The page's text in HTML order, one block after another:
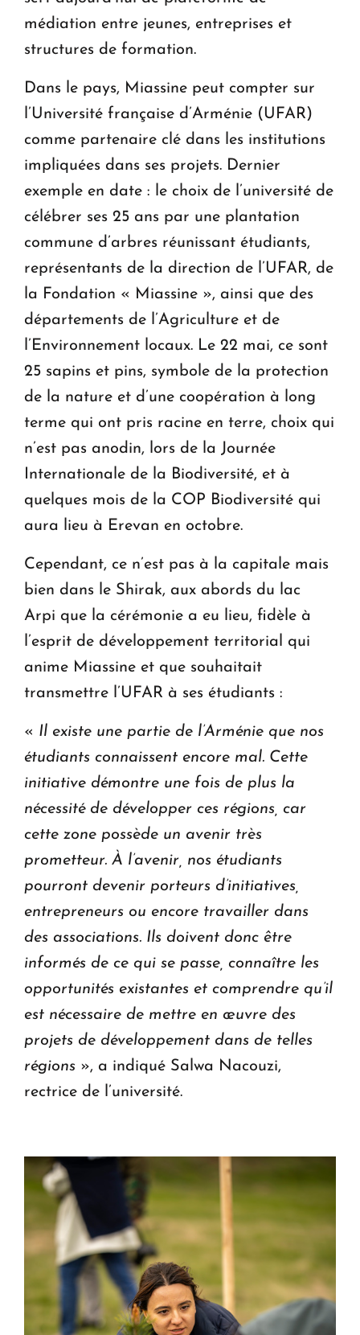
médiation entre jeunes, entreprises et
structures de formation.
Dans le pays, Miassine peut compter sur
l’Université française d’Arménie (UFAR)
comme partenaire clé dans les institutions
impliquées dans ses projets. Dernier
exemple en date : le choix de l’université de
célébrer ses 25 ans par une plantation
commune d’arbres réunissant étudiants,
représentants de la direction de l’UFAR, de
la Fondation « Miassine », ainsi que des
départements de l’Agriculture et de
l’Environnement locaux. Le 22 mai, ce sont
25 sapins et pins, symbole de la protection
de la nature et d’une coopération à long
terme qui ont pris racine en terre, choix qui
n’est pas anodin, lors de la Journée
Internationale de la Biodiversité, et à
quelques mois de la COP Biodiversité qui
aura lieu à Erevan en octobre.
Cependant, ce n’est pas à la capitale mais
bien dans le Shirak, aux abords du lac
Arpi que la cérémonie a eu lieu, fidèle à
l’esprit de développement territorial qui
anime Miassine et que souhaitait
transmettre l’UFAR à ses étudiants :
« Il existe une partie de l’Arménie que nos
étudiants connaissent encore mal. Cette
initiative démontre une fois de plus la
nécessité de développer ces régions, car
cette zone possède un avenir très
prometteur. À l’avenir, nos étudiants
pourront devenir porteurs d’initiatives,
entrepreneurs ou encore travailler dans
des associations. Ils doivent donc être
informés de ce qui se passe, connaître les
opportunités existantes et comprendre qu’il
est nécessaire de mettre en œuvre des
projets de développement dans de telles
régions », a indiqué Salwa Nacouzi,
rectrice de l’université.